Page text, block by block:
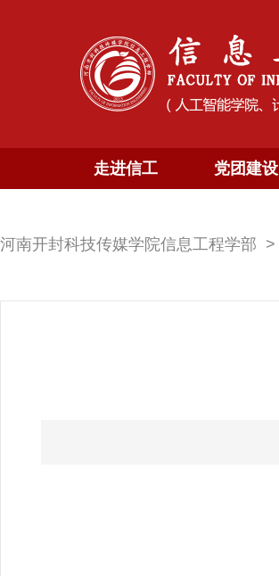
走进信工 党团建设
河南开封科技传媒学院信息工程学部